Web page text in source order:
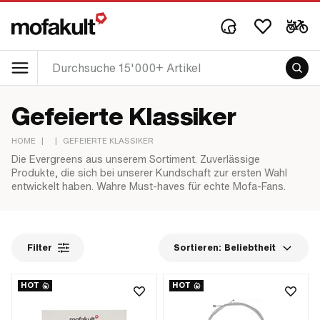
Gefeierte Klassiker
HOME | | GEFEIERTE KLASSIKER
Die Evergreens aus unserem Sortiment. Zuverlässige
Produkte, die sich bei unserer Kundschaft zur ersten Wahl
entwickelt haben. Wahre Must-haves für echte Mofa-Fans.
Filter Sortieren: Beliebtheit
HOT HOT